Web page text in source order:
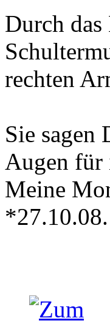
Durch
rechten
Sie sagen
Augen für
Meine